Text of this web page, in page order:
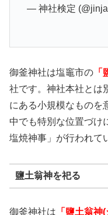
— 神社検定
御釜神社は塩竈市の
社です。神社本社とは
にある小規模なものを
中でも特別な位置づけ
塩焼神事」が行われて
鹽土翁神を祀る
御釜神社は 「鹽土翁神